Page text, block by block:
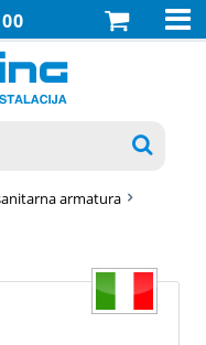


armatura